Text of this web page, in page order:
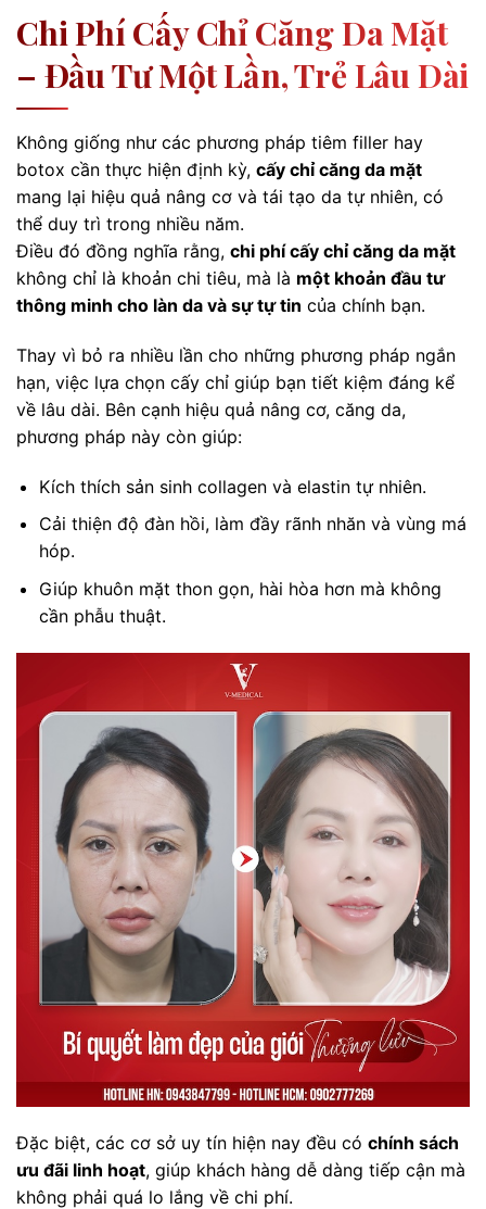
Chi Phí Cấy Chỉ Căng Da Mặt
– Đầu Tư Một Lần, Trẻ Lâu Dài
Không giống như các phương pháp tiêm filler hay
botox cần thực hiện định kỳ, cấy chỉ căng da mặt
mang lại hiệu quả nâng cơ và tái tạo da tự nhiên, có
thể duy trì trong nhiều năm.
Điều đó đồng nghĩa rằng, chi phí cấy chỉ căng da mặt
không chỉ là khoản chi tiêu, mà là một khoản đầu tư
thông minh cho làn da và sự tự tin của chính bạn.
Thay vì bỏ ra nhiều lần cho những phương pháp ngắn
hạn, việc lựa chọn cấy chỉ giúp bạn tiết kiệm đáng kể
về lâu dài. Bên cạnh hiệu quả nâng cơ, căng da,
phương pháp này còn giúp:
Kích thích sản sinh collagen và elastin tự nhiên.
Cải thiện độ đàn hồi, làm đầy rãnh nhăn và vùng má
hóp.
Giúp khuôn mặt thon gọn, hài hòa hơn mà không
cần phẫu thuật.
Đặc biệt, các cơ sở uy tín hiện nay đều có chính sách
ưu đãi linh hoạt, giúp khách hàng dễ dàng tiếp cận mà
không phải quá lo lắng về chi phí.